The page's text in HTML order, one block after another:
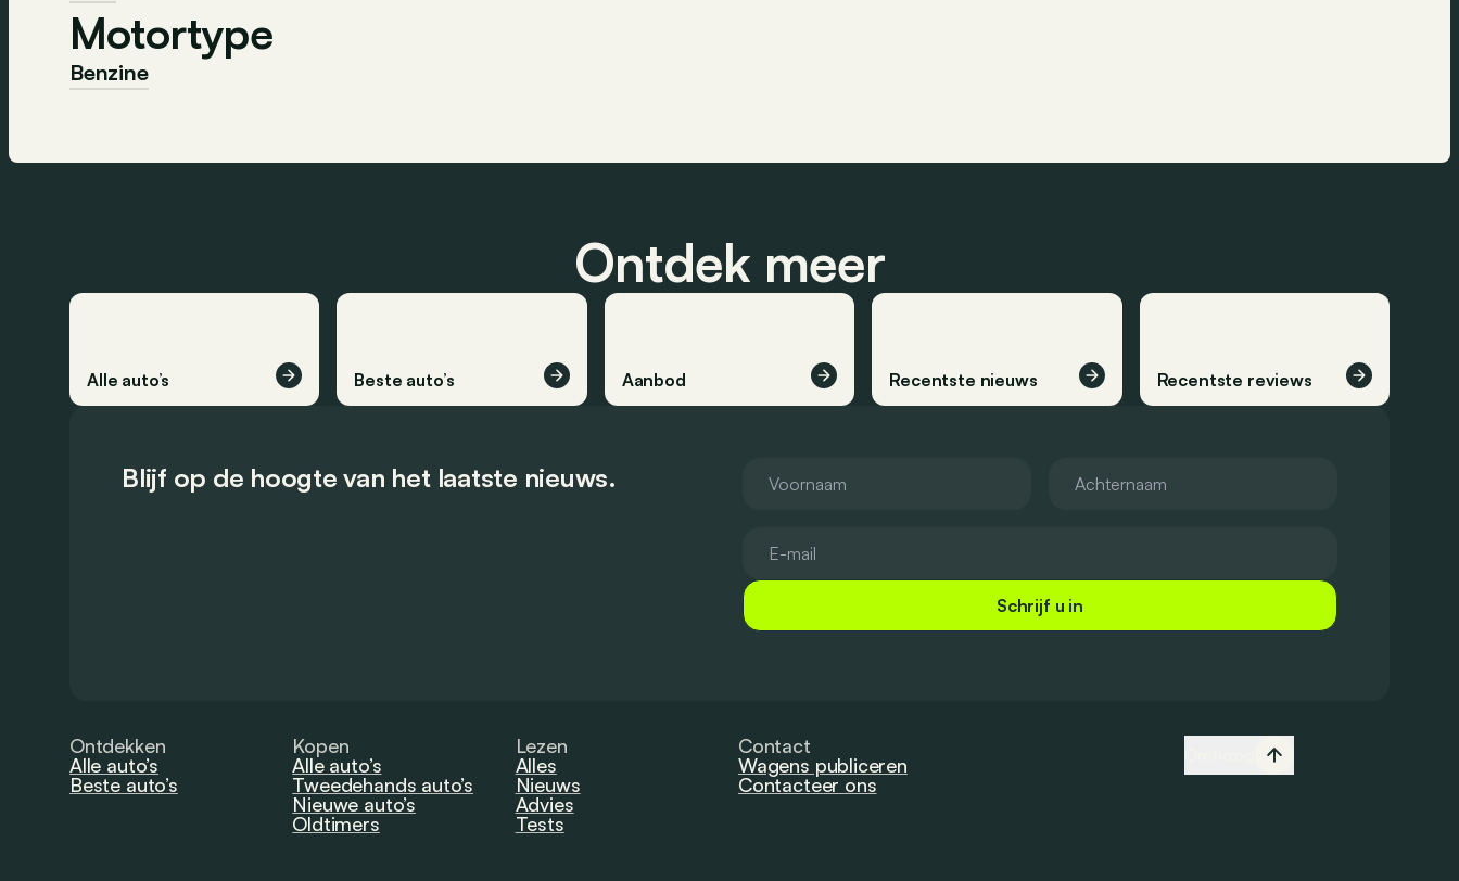
Motortype
Benzine
Ontdek meer
Alle auto’s Beste auto’s Aanbod Recentste nieuws Recentste reviews
Blijf op de hoogte van het laatste nieuws.
Schrijf u in
Ontdekken
Alle auto’s
Beste auto’s
Kopen
Alle auto’s
Tweedehands auto’s
Nieuwe auto’s
Oldtimers
Lezen
Alles
Nieuws
Advies
Tests
Contact
Wagens publiceren
Contacteer ons